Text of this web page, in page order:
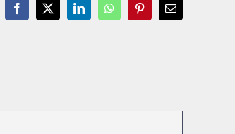
Facebook
X LinkedInWhatsAppPinterestEmail